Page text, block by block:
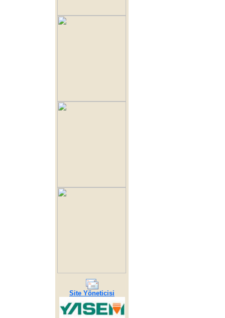
Site Yöneticisi